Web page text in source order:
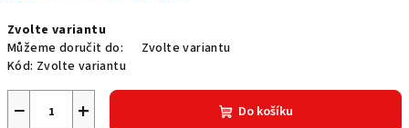
cena:
Zvolte variantu
Můžeme doručit do:
Zvolte variantu
Kód: Zvolte variantu
+
− Do košíku